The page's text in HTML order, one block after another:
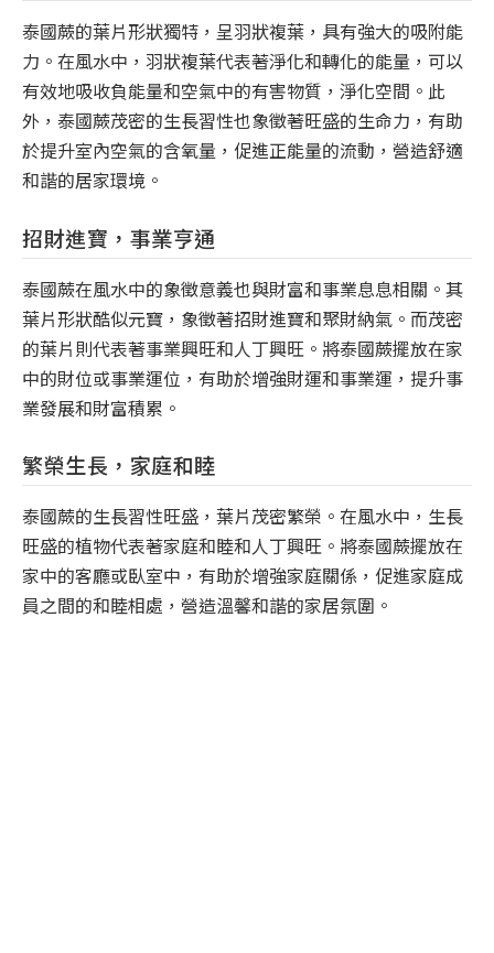
泰國蕨的葉片形狀獨特，呈羽狀複葉，具有強大的吸附能
力。在風水中，羽狀複葉代表著淨化和轉化的能量，可以
有效地吸收負能量和空氣中的有害物質，淨化空間。此
外，泰國蕨茂密的生長習性也象徵著旺盛的生命力，有助
於提升室內空氣的含氧量，促進正能量的流動，營造舒適
和諧的居家環境。
招財進寶，事業亨通
泰國蕨在風水中的象徵意義也與財富和事業息息相關。其
葉片形狀酷似元寶，象徵著招財進寶和聚財納氣。而茂密
的葉片則代表著事業興旺和人丁興旺。將泰國蕨擺放在家
中的財位或事業運位，有助於增強財運和事業運，提升事
業發展和財富積累。
繁榮生長，家庭和睦
泰國蕨的生長習性旺盛，葉片茂密繁榮。在風水中，生長
旺盛的植物代表著家庭和睦和人丁興旺。將泰國蕨擺放在
家中的客廳或臥室中，有助於增強家庭關係，促進家庭成
員之間的和睦相處，營造溫馨和諧的家居氛圍。